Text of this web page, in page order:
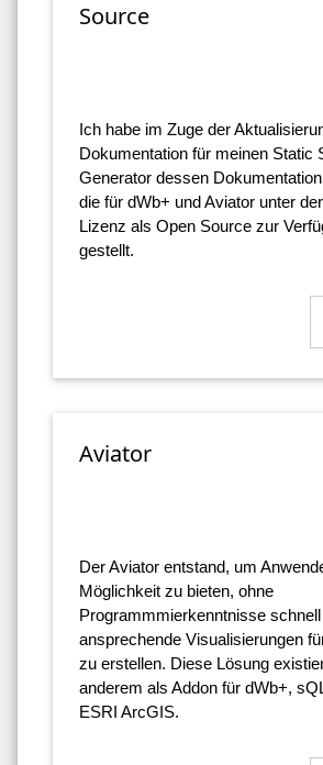
Source
Ich habe im Zuge der
Dokumentation für meinen Static
Generator dessen
die für dWb+ und Aviator unter
Lizenz als Open Source zur
gestellt.
Aviator
Der Aviator entstand, um
Möglichkeit zu bieten, ohne
Programmmierkenntnisse schnell
ansprechende Visualisierungen
zu erstellen. Diese Lösung
anderem als Addon für dWb+,
ESRI ArcGIS.